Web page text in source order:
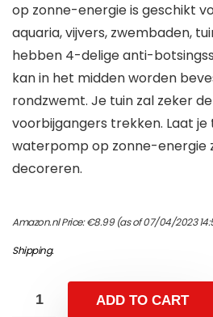
op zonne-energie is geschikt
aquaria, vijvers, zwembaden,
hebben 4-delige anti-
kan in het midden worden
rondzwemt. Je tuin zal zeker
voorbijgangers trekken. Laat je
waterpomp op zonne-energie
decoreren.
Amazon.nl Price:€8.99(as of 07/04/2023
Shipping.
ADD TO CART